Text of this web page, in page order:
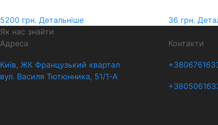
5200 грн. Детальніше 36 грн.
Як нас знайти
Адреса
Київ, ЖК Французький квартал
вул. Василя Тютюнника, 51/1-А
Контакти